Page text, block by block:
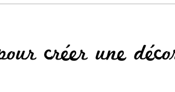
créer une